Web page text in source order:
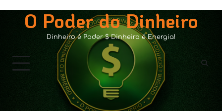
contentO Poder do Dinheiro
Dinheiro é Poder $ Dinheiro é Energia!